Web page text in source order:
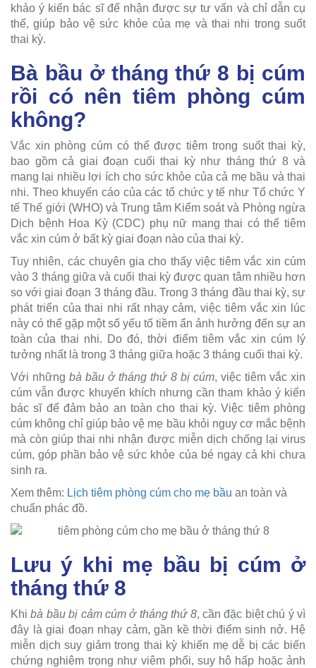
khảo ý kiến bác sĩ để nhận được sự tư vấn và chỉ dẫn cụ
thể, giúp bảo vệ sức khỏe của mẹ và thai nhi trong suốt
thai kỳ.
Bà bầu ở tháng thứ 8 bị cúm
rồi có nên tiêm phòng cúm
không?
Vắc xin phòng cúm có thể được tiêm trong suốt thai kỳ,
bao gồm cả giai đoạn cuối thai kỳ như tháng thứ 8 và
mang lại nhiều lợi ích cho sức khỏe của cả mẹ bầu và thai
nhi. Theo khuyến cáo của các tổ chức y tế như Tổ chức Y
tế Thế giới (WHO) và Trung tâm Kiểm soát và Phòng ngừa
Dịch bệnh Hoa Kỳ (CDC) phụ nữ mang thai có thể tiêm
vắc xin cúm ở bất kỳ giai đoạn nào của thai kỳ.
Tuy nhiên, các chuyên gia cho thấy việc tiêm vắc xin cúm
vào 3 tháng giữa và cuối thai kỳ được quan tâm nhiều hơn
so với giai đoạn 3 tháng đầu. Trong 3 tháng đầu thai kỳ, sự
phát triển của thai nhi rất nhạy cảm, việc tiêm vắc xin lúc
này có thể gặp một số yếu tố tiềm ẩn ảnh hưởng đến sự an
toàn của thai nhi. Do đó, thời điểm tiêm vắc xin cúm lý
tưởng nhất là trong 3 tháng giữa hoặc 3 tháng cuối thai kỳ.
Với nhữngbà bầu ở tháng thứ 8 bị cúm, việc tiêm vắc xin
cúm vẫn được khuyến khích nhưng cần tham khảo ý kiến
bác sĩ để đảm bảo an toàn cho thai kỳ. Việc tiêm phòng
cúm không chỉ giúp bảo vệ mẹ bầu khỏi nguy cơ mắc bệnh
mà còn giúp thai nhi nhận được miễn dịch chống lại virus
cúm, góp phần bảo vệ sức khỏe của bé ngay cả khi chưa
sinh ra.
Xem thêm: Lịch tiêm phòng cúm cho mẹ bầu an toàn và
chuẩn phác đồ.
Lưu ý khi mẹ bầu bị cúm ở
tháng thứ 8
Khibà bầu bị cảm cúm ở tháng thứ 8, cần đặc biệt chú ý vì
đây là giai đoạn nhạy cảm, gần kề thời điểm sinh nở. Hệ
miễn dịch suy giảm trong thai kỳ khiến mẹ dễ bị các biến
chứng nghiêm trọng như viêm phổi, suy hô hấp hoặc ảnh